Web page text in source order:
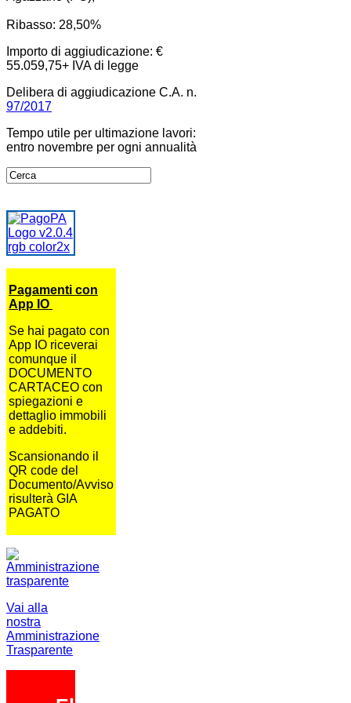
Ribasso: 28,50%
Importo di aggiudicazione: €
55.059,75+ IVA di legge
Delibera di aggiudicazione C.A. n.
97/2017
Tempo utile per ultimazione lavori:
entro novembre per ogni annualità
Pagamenti con
App IO
Se hai pagato con
App IO riceverai
comunque il
DOCUMENTO
CARTACEO con
spiegazioni e
dettaglio immobili
e addebiti.
Scansionando il
QR code del
Documento/Avviso
risulterà GIA
PAGATO
Vai alla
nostra
Amministrazione
Trasparente